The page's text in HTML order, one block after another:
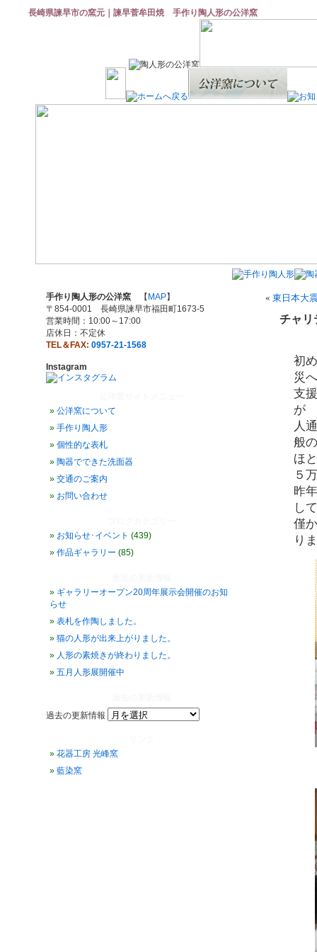
長崎県諫早市の窯元｜諫早菅牟田焼 手作り陶人形の公洋窯
手作り陶人形の公洋窯 【 MAP】
〒854-0001 長崎県諫早市福田町1673-5
営業時間：10:00～17:00
店休日：不定休
TEL＆FAX: 0957-21-1568
Instagram
公洋窯について
手作り陶人形
個性的な表札
陶器でできた洗面器
交通のご案内
お問い合わせ
お知らせ･イベント (439)
作品ギャラリー (85)
ギャラリーオープン20周年展示会開催のお知
らせ
表札を作陶しました。
猫の人形が出来上がりました。
人形の素焼きが終わりました。
五月人形展開催中
過去の更新情報
花器工房 光峰窯
藍染窯
« 東日本大
チャリ
初
災
支
が
人
般
ほ
５
昨
し
僅
り